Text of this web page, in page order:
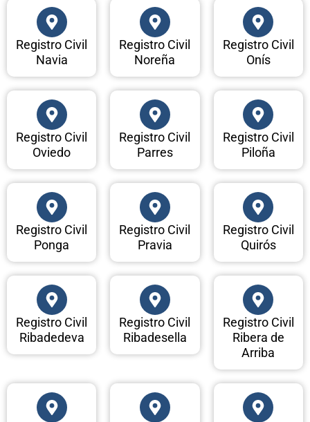
Registro Civil
Navia
Registro Civil
Noreña
Registro Civil
Onís
Registro Civil
Oviedo
Registro Civil
Parres
Registro Civil
Piloña
Registro Civil
Ponga
Registro Civil
Pravia
Registro Civil
Quirós
Registro Civil
Ribadedeva
Registro Civil
Ribadesella
Registro Civil
Ribera de
Arriba